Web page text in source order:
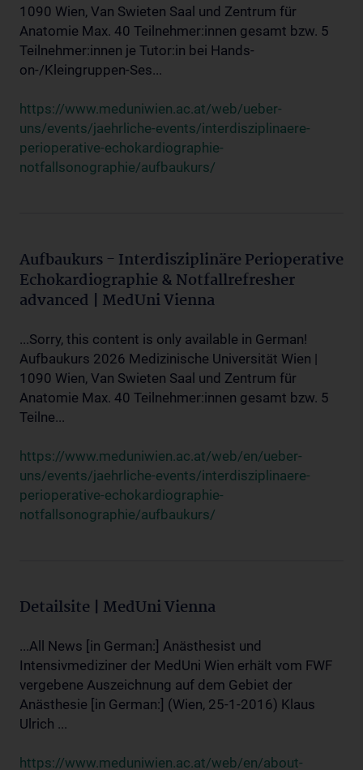
1090 Wien, Van Swieten Saal und Zentrum für
Anatomie Max. 40 Teilnehmer:innen gesamt bzw. 5
Teilnehmer:innen je Tutor:in bei Hands-
on-/Kleingruppen-Ses...
https://www.meduniwien.ac.at/web/ueber-
uns/events/jaehrliche-events/interdisziplinaere-
perioperative-echokardiographie-
notfallsonographie/aufbaukurs/
Aufbaukurs - Interdisziplinäre Perioperative
Echokardiographie & Notfallrefresher
advanced | MedUni Vienna
...Sorry, this content is only available in German!
Aufbaukurs 2026 Medizinische Universität Wien |
1090 Wien, Van Swieten Saal und Zentrum für
Anatomie Max. 40 Teilnehmer:innen gesamt bzw. 5
Teilne...
https://www.meduniwien.ac.at/web/en/ueber-
uns/events/jaehrliche-events/interdisziplinaere-
perioperative-echokardiographie-
notfallsonographie/aufbaukurs/
Detailsite | MedUni Vienna
...All News [in German:] Anästhesist und
Intensivmediziner der MedUni Wien erhält vom FWF
vergebene Auszeichnung auf dem Gebiet der
Anästhesie [in German:] (Wien, 25-1-2016) Klaus
Ulrich ...
https://www.meduniwien.ac.at/web/en/about-